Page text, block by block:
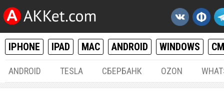
IPHONE IPAD MAC ANDROID WINDOWS
ANDROID TESLA СБЕРБАНК OZON